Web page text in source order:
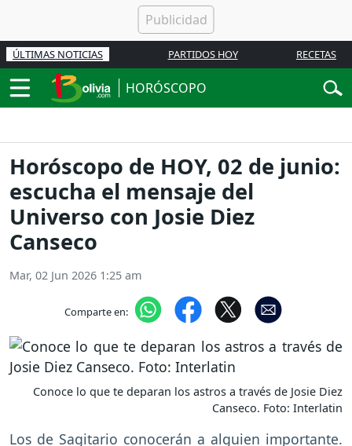
ÚLTIMAS NOTICIAS PARTIDOS HOY RECETAS
HORÓSCOPO
Horóscopo de HOY, 02 de junio:
escucha el mensaje del
Universo con Josie Diez
Canseco
Mar, 02 Jun 2026 1:25 am
Comparte en:
Conoce lo que te deparan los astros a través de Josie Diez
Canseco. Foto: Interlatin
Los de Sagitario conocerán a alguien importante.